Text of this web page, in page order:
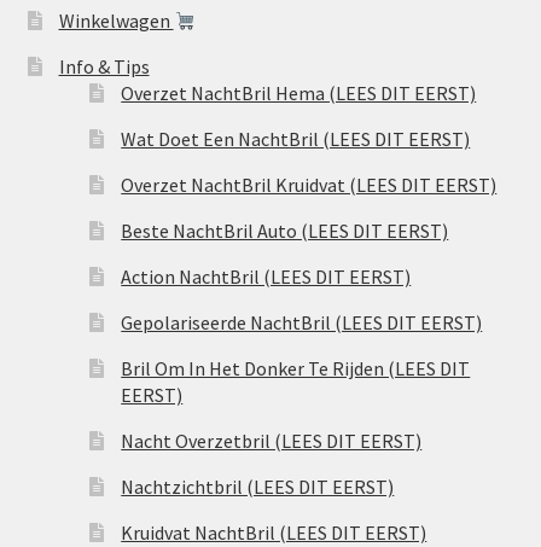
Winkelwagen
Info & Tips
Overzet NachtBril Hema (LEES DIT EERST)
Wat Doet Een NachtBril (LEES DIT EERST)
Overzet NachtBril Kruidvat (LEES DIT EERST)
Beste NachtBril Auto (LEES DIT EERST)
Action NachtBril (LEES DIT EERST)
Gepolariseerde NachtBril (LEES DIT EERST)
Bril Om In Het Donker Te Rijden (LEES DIT
EERST)
Nacht Overzetbril (LEES DIT EERST)
Nachtzichtbril (LEES DIT EERST)
Kruidvat NachtBril (LEES DIT EERST)